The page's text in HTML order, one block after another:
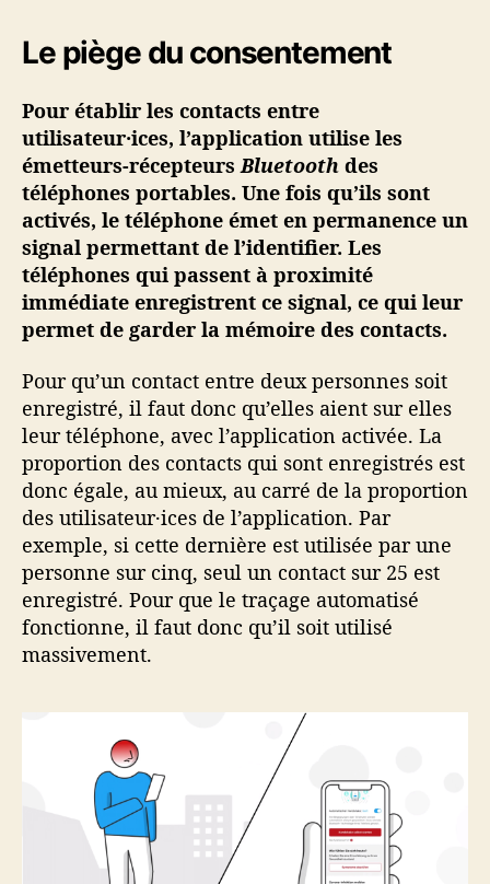
Le piège du consentement
Pour établir les contacts entre
utilisateur·ices, l’application utilise les
émetteurs-récepteurs Bluetooth des
téléphones portables. Une fois qu’ils sont
activés, le téléphone émet en permanence un
signal permettant de l’identifier. Les
téléphones qui passent à proximité
immédiate enregistrent ce signal, ce qui leur
permet de garder la mémoire des contacts.
Pour qu’un contact entre deux personnes soit
enregistré, il faut donc qu’elles aient sur elles
leur téléphone, avec l’application activée. La
proportion des contacts qui sont enregistrés est
donc égale, au mieux, au carré de la proportion
des utilisateur·ices de l’application. Par
exemple, si cette dernière est utilisée par une
personne sur cinq, seul un contact sur 25 est
enregistré. Pour que le traçage automatisé
fonctionne, il faut donc qu’il soit utilisé
massivement.